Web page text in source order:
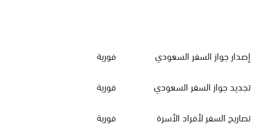
إصدار جواز السفر السعودي
فورية
تجديد جواز السفر السعودي
فورية
تصاريح السفر لأفراد الأسرة
فورية